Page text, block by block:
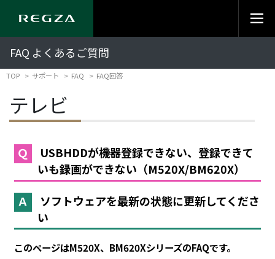
FAQ よくあるご質問
TOP サポート FAQ FAQ回答
テレビ